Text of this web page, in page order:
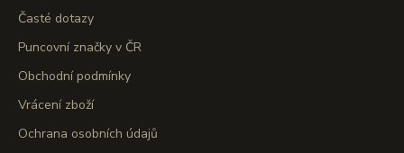
Časté dotazy
Puncovní značky v ČR
Obchodní podmínky
Vrácení zboží
Ochrana osobních údajů